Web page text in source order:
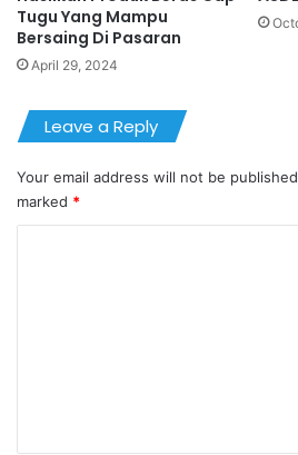
Tugu Yang Mampu
Bersaing Di Pasaran
April 29, 2024
Leave a Reply
Your email address will not be
marked *